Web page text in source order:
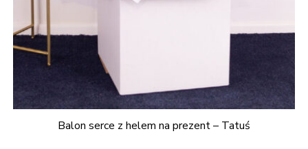
Balon serce z helem na prezent – Tatuś